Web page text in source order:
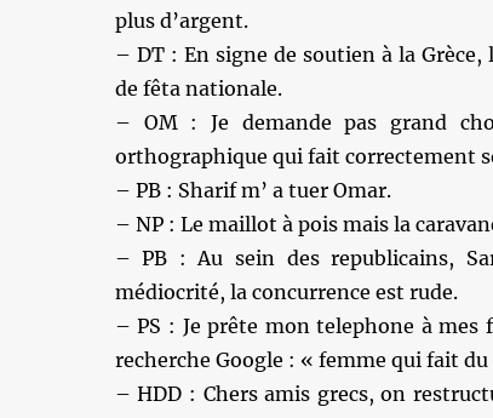
plus d’argent.
– DT : En signe de soutien à la
de fêta nationale.
– OM : Je demande pas grand
orthographique qui fait correctement
– PB : Sharif m’ a tuer Omar.
– NP : Le maillot à pois mais la
– PB : Au sein des republicains,
médiocrité, la concurrence est rude.
– PS : Je prête mon telephone à mes
recherche Google : « femme qui fait du
– HDD : Chers amis grecs, on